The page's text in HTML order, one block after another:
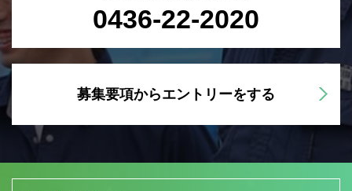
0436-22-2020
募集要項からエントリーをする